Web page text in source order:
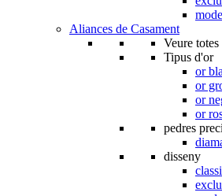
Aliances de Casament
Veure totes
Tipus d'or
or
or
or
or
pedres
disseny